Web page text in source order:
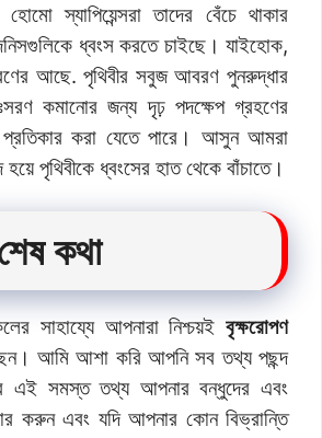
হোমো স্যাপিয়েন্সরা তাদের বেঁচে থাকার
ধ্বংস করতে চাইছে। যাইহোক,
আছে. পৃথিবীর সবুজ আবরণ পুনরুদ্ধার
কমানোর জন্য দৃঢ় পদক্ষেপ গ্রহণের
প্রতিকার করা যেতে পারে। আসুন আমরা
পৃথিবীকে ধ্বংসের হাত থেকে বাঁচাতে।
কথা
সাহায্যে আপনারা নিশ্চয়ই বৃক্ষরোপণ
আমি আশা করি আপনি সব তথ্য পছন্দ
এই সমস্ত তথ্য আপনার বন্ধুদের এবং
করুন এবং যদি আপনার কোন বিভ্রান্তি